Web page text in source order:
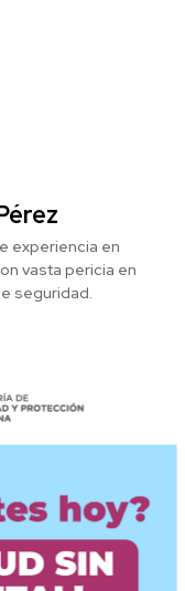
experiencia en
vasta pericia en
seguridad.